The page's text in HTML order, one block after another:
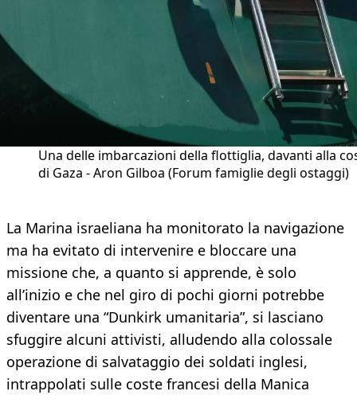
Una delle imbarcazioni della flottiglia, davanti alla
di Gaza - Aron Gilboa (Forum famiglie degli ostaggi)
La Marina israeliana ha monitorato la navigazione
ma ha evitato di intervenire e bloccare una
missione che, a quanto si apprende, è solo
all’inizio e che nel giro di pochi giorni potrebbe
diventare una “Dunkirk umanitaria”, si lasciano
sfuggire alcuni attivisti, alludendo alla colossale
operazione di salvataggio dei soldati inglesi,
intrappolati sulle coste francesi della Manica